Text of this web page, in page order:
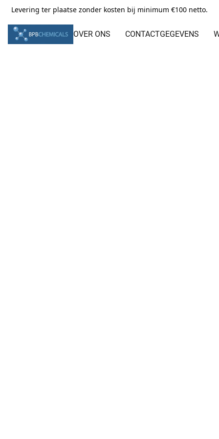
Levering ter plaatse zonder kosten bij minimum €100 netto.
OVER ONS CONTACTGEGEVENS